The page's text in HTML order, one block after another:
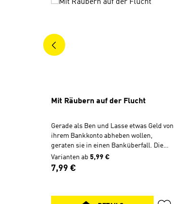
Mit Räubern auf der Flucht
Gerade als Ben und Lasse etwas Geld von
ihrem Bankkonto abheben wollen,
geraten sie in einen Banküberfall. Die
bewaffneten Bankräuber drohen damit,
Bankkunden zu erschießen und fordern
noch Ben und Lasse als Geisel mit und
Varianten ab 5,99 €
Regulärer Preis:
7,99 €